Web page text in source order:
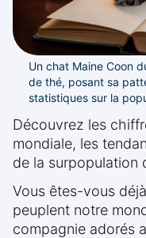
Un chat Maine Coon
de thé, posant sa
statistiques sur la
Découvrez les
mondiale, les
de la surpopulation
Vous êtes-vous
peuplent notre
compagnie adorés